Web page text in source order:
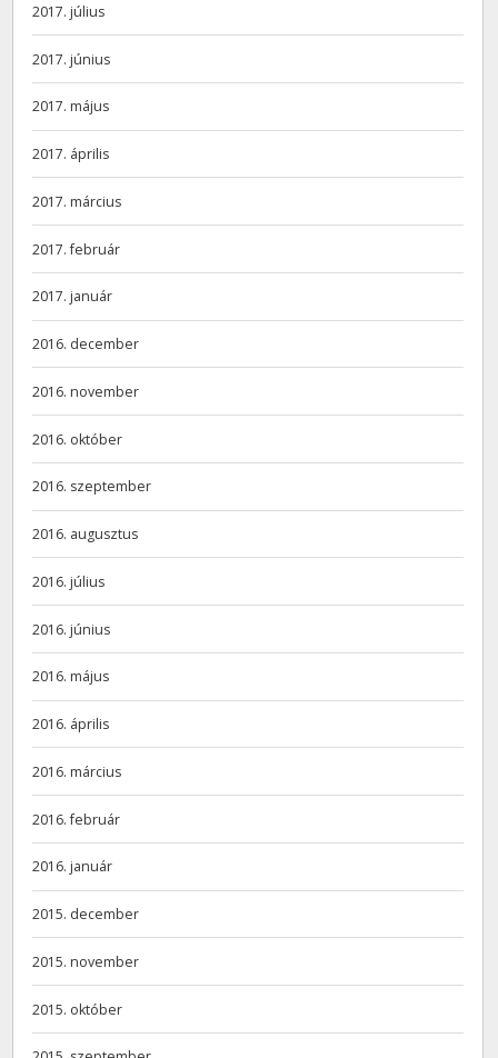
2017. július
2017. június
2017. május
2017. április
2017. március
2017. február
2017. január
2016. december
2016. november
2016. október
2016. szeptember
2016. augusztus
2016. július
2016. június
2016. május
2016. április
2016. március
2016. február
2016. január
2015. december
2015. november
2015. október